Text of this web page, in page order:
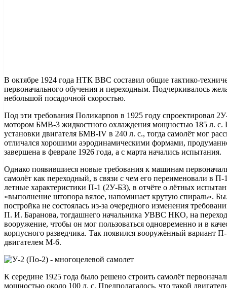
В октябре 1924 года НТК ВВС составил общие тактико-
первоначального обучения и переходным. Подчеркивалось
небольшой посадочной скоростью.
Под эти требования Поликарпов в 1925 году спроектировал
мотором БМВ-3 жидкостного охлаждения мощностью 185 л. с.
установки двигателя БМВ-IV в 240 л. с., тогда самолёт мог
отличался хорошими аэродинамическими формами,
завершена в феврале 1926 года, а с марта начались испытания.
Однако появившиеся новые требования к машинам
самолёт как переходный, в связи с чем его переименовали в
летные характеристики П-1 (2У-Б3), в отчёте о лётных
«выполнение штопора вялое, напоминает крутую спираль».
постройка не состоялась из-за очередного изменения
П. И. Баранова, тогдашнего начальника УВВС НКО, на
вооружение, чтобы он мог пользоваться одновременно и в
корпусного разведчика. Так появился вооружённый вариант
двигателем М-6.
К середине 1925 года было решено строить самолёт
мощностью около 100 л. с. Предполагалось, что такой